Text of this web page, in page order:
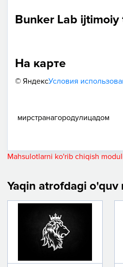
Bunker Lab
На карте
© ЯндексУсловия
мирстранагородулицадом
Mahsulotlarni ko'rib chiqish
Yaqin atrofdagi o'quv